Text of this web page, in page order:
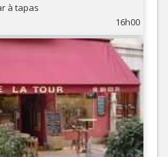
à tapas
16h00